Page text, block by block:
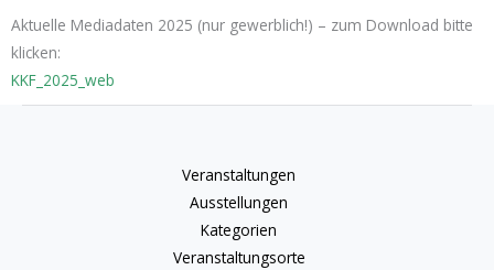
Aktuelle Mediadaten 2025 (nur gewerblich!) – zum Download bitte
klicken:
KKF_2025_web
Veranstaltungen
Ausstellungen
Kategorien
Veranstaltungsorte